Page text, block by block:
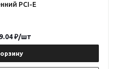
PCI-E
₽/шт